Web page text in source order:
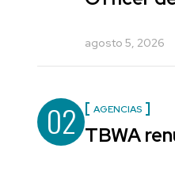
agosto 5, 2026
02 AGENCIAS
TBWA